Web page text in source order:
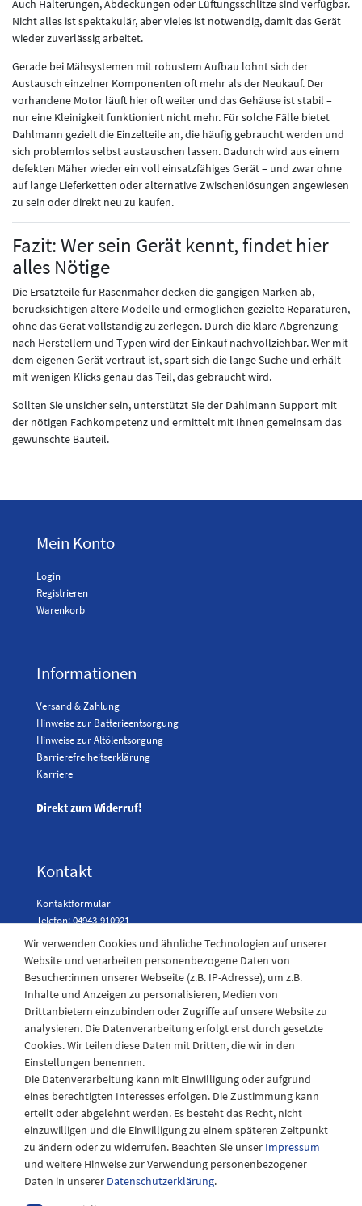
Auch Halterungen, Abdeckungen oder Lüftungsschlitze sind verfügbar.
Nicht alles ist spektakulär, aber vieles ist notwendig, damit das Gerät
wieder zuverlässig arbeitet.
Gerade bei Mähsystemen mit robustem Aufbau lohnt sich der
Austausch einzelner Komponenten oft mehr als der Neukauf. Der
vorhandene Motor läuft hier oft weiter und das Gehäuse ist stabil –
nur eine Kleinigkeit funktioniert nicht mehr. Für solche Fälle bietet
Dahlmann gezielt die Einzelteile an, die häufig gebraucht werden und
sich problemlos selbst austauschen lassen. Dadurch wird aus einem
defekten Mäher wieder ein voll einsatzfähiges Gerät – und zwar ohne
auf lange Lieferketten oder alternative Zwischenlösungen angewiesen
zu sein oder direkt neu zu kaufen.
Fazit: Wer sein Gerät kennt, findet hier
alles Nötige
Die Ersatzteile für Rasenmäher decken die gängigen Marken ab,
berücksichtigen ältere Modelle und ermöglichen gezielte Reparaturen,
ohne das Gerät vollständig zu zerlegen. Durch die klare Abgrenzung
nach Herstellern und Typen wird der Einkauf nachvollziehbar. Wer mit
dem eigenen Gerät vertraut ist, spart sich die lange Suche und erhält
mit wenigen Klicks genau das Teil, das gebraucht wird.
Sollten Sie unsicher sein, unterstützt Sie der Dahlmann Support mit
der nötigen Fachkompetenz und ermittelt mit Ihnen gemeinsam das
gewünschte Bauteil.
Mein Konto
Login
Registrieren
Warenkorb
Informationen
Versand & Zahlung
Hinweise zur Batterieentsorgung
Hinweise zur Altölentsorgung
Barrierefreiheitserklärung
Karriere
Direkt zum Widerruf!
Kontakt
Kontaktformular
Telefon: 04943-910921
Laden Öffnungszeiten
Montag - Freitag
08:30 - 12:30 und 13.00 - 17.30 Uhr
Samstags
08:30 bis 12:30 Uhr
Wir verwenden Cookies und ähnliche Technologien auf unserer
Website und verarbeiten personenbezogene Daten von
Besucher:innen unserer Webseite (z.B. IP-Adresse), um z.B.
Inhalte und Anzeigen zu personalisieren, Medien von
Drittanbietern einzubinden oder Zugriffe auf unsere Website zu
analysieren. Die Datenverarbeitung erfolgt erst durch gesetzte
Cookies. Wir teilen diese Daten mit Dritten, die wir in den
Einstellungen benennen.
Die Datenverarbeitung kann mit Einwilligung oder aufgrund
eines berechtigten Interesses erfolgen. Die Zustimmung kann
erteilt oder abgelehnt werden. Es besteht das Recht, nicht
einzuwilligen und die Einwilligung zu einem späteren Zeitpunkt
zu ändern oder zu widerrufen. Beachten Sie unser Impressum
und weitere Hinweise zur Verwendung personenbezogener
Daten in unserer Daten­schutz­erklärung.